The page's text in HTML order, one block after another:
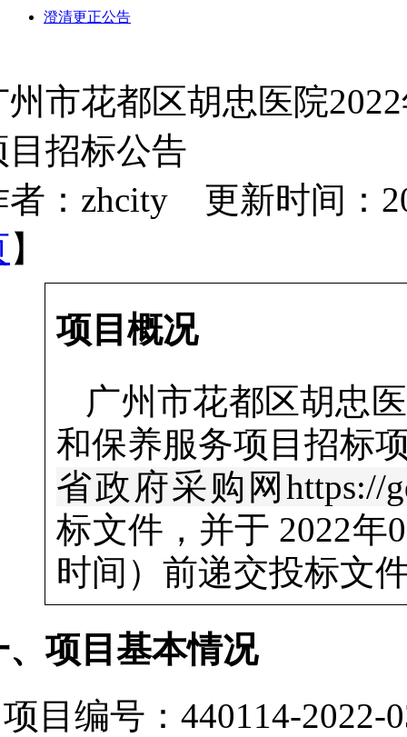
澄清更正公告
州市花都区胡忠医院
目招标公告
者：zhcity 更新时间：
】
项目概况
广州市花都区胡忠
和保养服务项目招标
省政府采购网https://
标文件，并于 2022年
时间）前递交投标文
、项目基本情况
项目编号：440114-2022-